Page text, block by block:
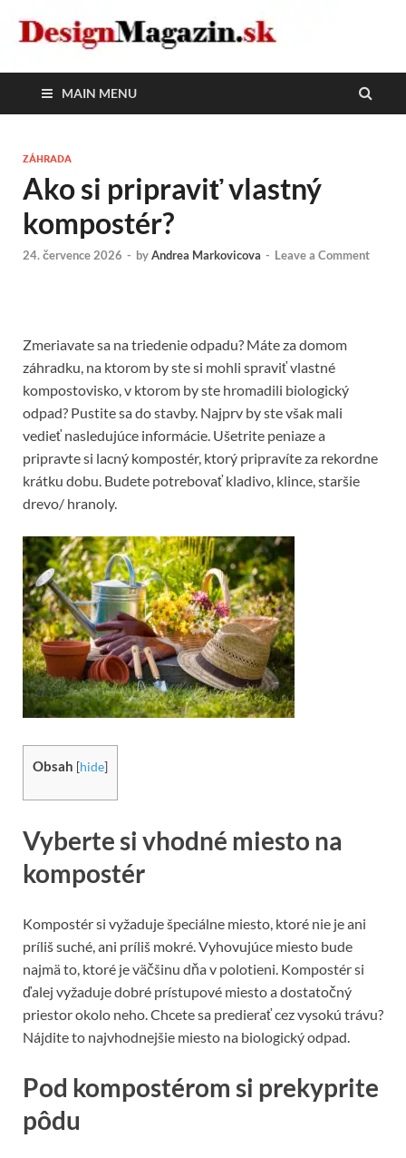
DesignMagazin.sk
Magazín o modernom bývaní
MAIN MENU
ZÁHRADA
Ako si pripraviť vlastný
kompostér?
24. července 2026 - byAndrea Markovicova - Leave a Comment
Zmeriavate sa na triedenie odpadu? Máte za domom
záhradku, na ktorom by ste si mohli spraviť vlastné
kompostovisko, v ktorom by ste hromadili biologický
odpad? Pustite sa do stavby. Najprv by ste však mali
vedieť nasledujúce informácie. Ušetrite peniaze a
pripravte si lacný kompostér, ktorý pripravíte za rekordne
krátku dobu. Budete potrebovať kladivo, klince, staršie
drevo/ hranoly.
Obsah [hide]
Vyberte si vhodné miesto na
kompostér
Kompostér si vyžaduje špeciálne miesto, ktoré nie je ani
príliš suché, ani príliš mokré. Vyhovujúce miesto bude
najmä to, ktoré je väčšinu dňa v polotieni. Kompostér si
ďalej vyžaduje dobré prístupové miesto a dostatočný
priestor okolo neho. Chcete sa predierať cez vysokú trávu?
Nájdite to najvhodnejšie miesto na biologický odpad.
Pod kompostérom si prekyprite
pôdu